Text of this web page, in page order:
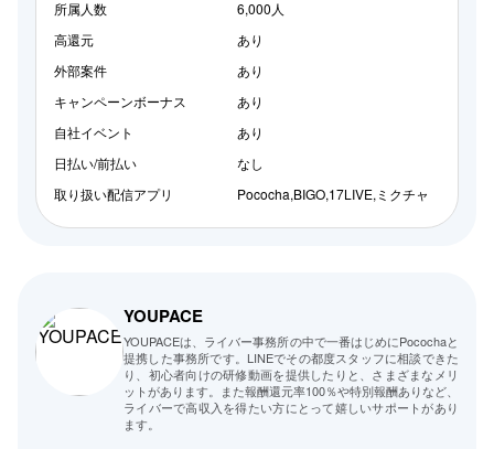
所属人数
6,000人
高還元
あり
外部案件
あり
キャンペーンボーナス
あり
自社イベント
あり
日払い/前払い
なし
取り扱い配信アプリ
Pococha,BIGO,17LIVE,ミクチャ
YOUPACE
YOUPACEは、ライバー事務所の中で一番はじめにPocochaと
提携した事務所です。LINEでその都度スタッフに相談できた
り、初心者向けの研修動画を提供したりと、さまざまなメリ
ットがあります。また報酬還元率100％や特別報酬ありなど、
ライバーで高収入を得たい方にとって嬉しいサポートがあり
ます。